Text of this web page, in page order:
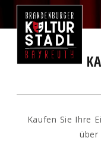
Kaufen Sie Ihre
über